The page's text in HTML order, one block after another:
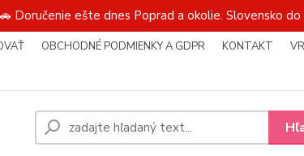
🚗 Doručenie ešte dnes Poprad a okolie. Slovensko
OBCHODNÉ PODMIENKY A GDPR KONTAKT